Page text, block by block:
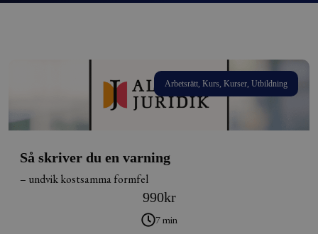
Arbetsrätt, Kurs, Kurser, Utbildning
Så skriver du en varning
– undvik kostsamma formfel
990kr
7 min